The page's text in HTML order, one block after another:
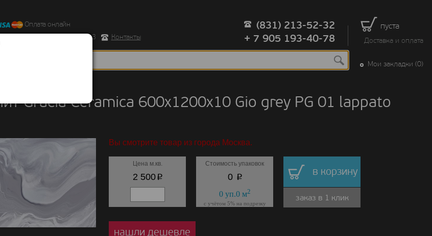
пуста
Доставка и оплата
Оплата онлайн
д.43 корпус 3
Контакты
(831) 213-52-32
+ 7 905 193-40-78
Мои закладки (0)
Gracia Ceramica 600х1200х10 Gio grey PG 01 lappato
Вы смотрите товар из города Москва.
Цена м.кв.
2 500p
Стоимость упаковок
0 p
0уп.0м2
с учётом 5% на подрезку
в корзину
заказ в 1 клик
нашли дешевле